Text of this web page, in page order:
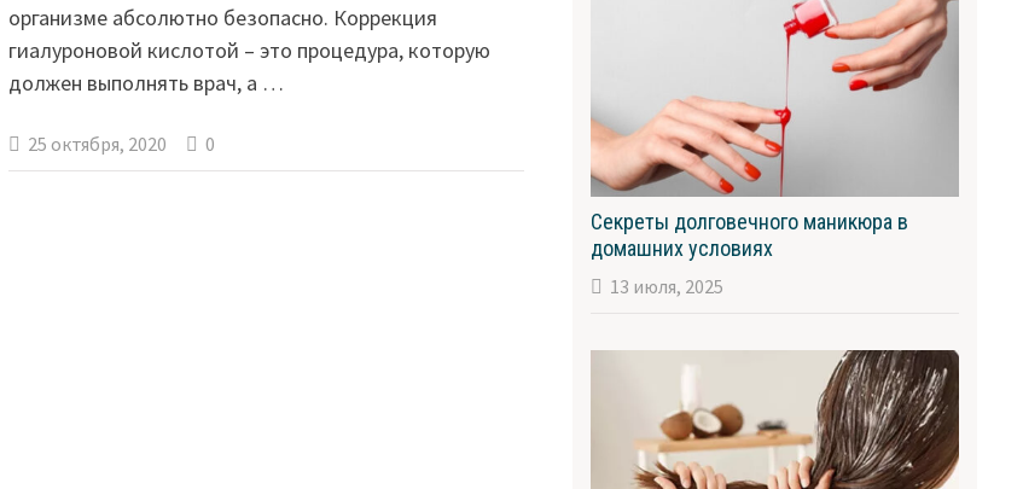
организме абсолютно безопасно. Коррекция
гиалуроновой кислотой – это процедура, которую
должен выполнять врач, а …
25 октября, 2020 0
Секреты долговечного маникюра в
домашних условиях
13 июля, 2025